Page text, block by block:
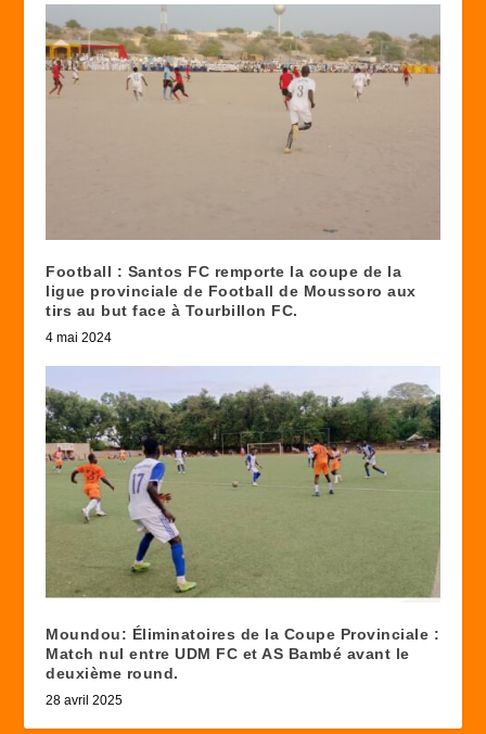
Football : Santos FC remporte la coupe de la
ligue provinciale de Football de Moussoro aux
tirs au but face à Tourbillon FC.
4 mai 2024
Moundou: Éliminatoires de la Coupe Provinciale :
Match nul entre UDM FC et AS Bambé avant le
deuxième round.
28 avril 2025